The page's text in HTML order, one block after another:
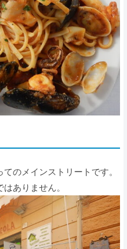
のメインストリートです。
ありません。